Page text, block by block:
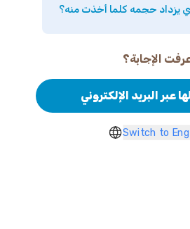
يزداد حجمه كلما أخذت منه؟
الإجابة؟
عبر البريد الإلكتروني
Switch to